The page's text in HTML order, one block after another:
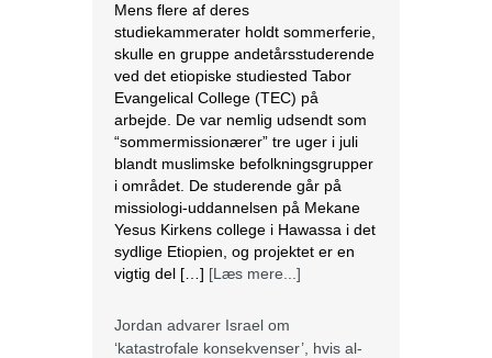
Mens flere af deres
studiekammerater holdt sommerferie,
skulle en gruppe andetårsstuderende
ved det etiopiske studiested Tabor
Evangelical College (TEC) på
arbejde. De var nemlig udsendt som
“sommermissionærer” tre uger i juli
blandt muslimske befolkningsgrupper
i området. De studerende går på
missiologi-uddannelsen på Mekane
Yesus Kirkens college i Hawassa i det
sydlige Etiopien, og projektet er en
vigtig del […] [Læs mere...]
Jordan advarer Israel om
‘katastrofale konsekvenser’, hvis al-